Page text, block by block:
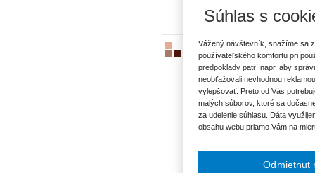
Poplatok za rozvoj - inflačný
ID6171| 04.12.2025|BUKNA,
Inflačný koeficient na rok 2026
VZN je od 1. januára 2026,
b) cpi2026/cpi2025?
Súhlas s
Vážený návštevník, snažíme sa
používateľského komfortu pri
predpoklady patrí napr. aby
neobťažovali nevhodnou
vylepšovať. Preto od Vás
malých súborov, ktoré sa
za udelenie súhlasu. Dáta
obsahu webu priamo Vám na
Odmietnut